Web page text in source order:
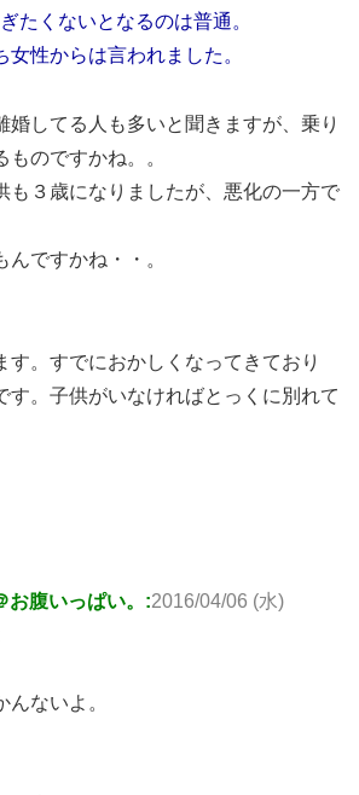
たくないとなるのは普通。
女性からは言われました。
婚してる人も多いと聞きますが、乗り
のですかね。。
も３歳になりましたが、悪化の一方で
ですかね・・。
す。すでにおかしくなってきており
す。子供がいなければとっくに別れて
お腹いっぱい。:2016/04/06 (水)
ないよ。